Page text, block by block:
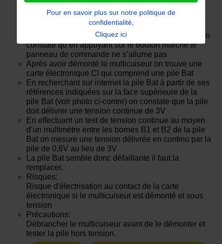
Après avoir branché le multicuiseur sur le secteur on
constate qu’en appuyant sur le bouton marche le
panneau de commande ne s’allume pas
Après avoir démonté le multicuiseur on trouve une
carte électronique Cl qui comprend une pile Bat
En recherchant sur internet la pile Bat à partir de ses
références indiquées sur la face supérieure de la
pile Bat (voir photo ci-contre) on constate que la pile
doit délivrer une tension continue de 3V
En effectuant un test de tension continue au moyen
d’un multimètre entre les bornes B1 et B2 de la pile
Bat on mesure une tension délivrée en continu par la
pile de 0,6V au lieu de 3V
La pile Bat semble donc défaillante il faut la
remplacer.
Risques:
Risque d'électrisation au contact de la carte
électronique si le multicuiseur est démonté et sous
tension
Précautions:
Débrancher le multicuiseur avant de le démonter et
tester la pile hors tension.
Pour en savoir plus sur notre politique de
confidentialité,
Cliquez ici